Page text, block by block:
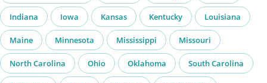
Indiana Iowa Kansas Kentucky Louisiana
Maine Minnesota Mississippi Missouri
North Carolina Ohio Oklahoma South Carolina